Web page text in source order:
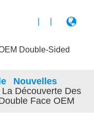
Nouvelles
Découverte Des
Face OEM